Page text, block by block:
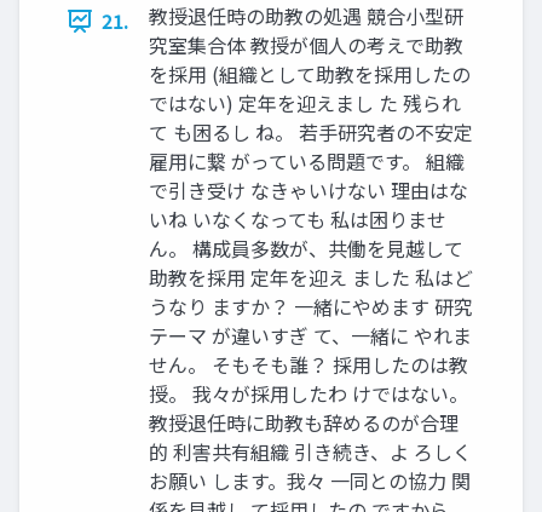
21.
教授退任時の助教の処遇 競合⼩型研
究室集合体 教授が個⼈の考えで助教
を採⽤ (組織として助教を採⽤したの
ではない) 定年を迎えまし た 残られ
て も困るし ね。 若⼿研究者の不安定
雇⽤に繋 がっている問題です。 組織
で引き受け なきゃいけない 理由はな
いね いなくなっても 私は困りませ
ん。 構成員多数が、共働を⾒越して
助教を採⽤ 定年を迎え ました 私はど
うなり ますか？ ⼀緒にやめます 研究
テーマ が違いすぎ て、⼀緒に やれま
せん。 そもそも誰？ 採⽤したのは教
授。 我々が採⽤したわ けではない。
教授退任時に助教も辞めるのが合理
的 利害共有組織 引き続き、よ ろしく
お願い します。我々 ⼀同との協⼒ 関